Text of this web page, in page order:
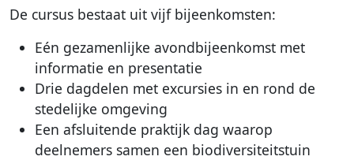
De cursus bestaat uit vijf bijeenkomsten:
Eén gezamenlijke avondbijeenkomst met
informatie en presentatie
Drie dagdelen met excursies in en rond de
stedelijke omgeving
Een afsluitende praktijk dag waarop
deelnemers samen een biodiversiteitstuin